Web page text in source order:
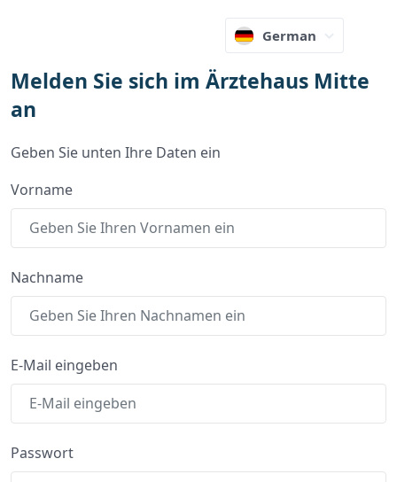
German
Melden Sie sich im Ärztehaus Mitte
an
Geben Sie unten Ihre Daten ein
Vorname
Nachname
E-Mail eingeben
Passwort